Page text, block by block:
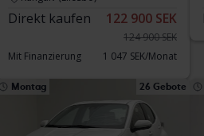
Direkt kaufen 122 900 SEK
124 900 SEK
Mit Finanzierung
1 047 SEK/Monat
Montag 26 Gebote